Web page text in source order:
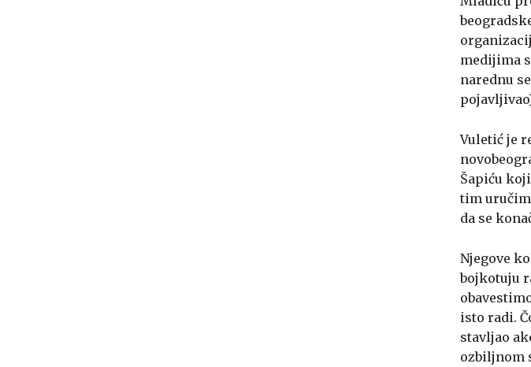
medijima
narednu
Vuletić je
Šapiću
tim
da se
Njegove
bojkotuju
isto radi.
stavljao
ozbiljnom